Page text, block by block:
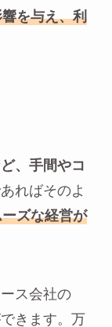
を与え、利
、手間やコ
ればそのよ
ズな経営が
ス会社の
きます。万